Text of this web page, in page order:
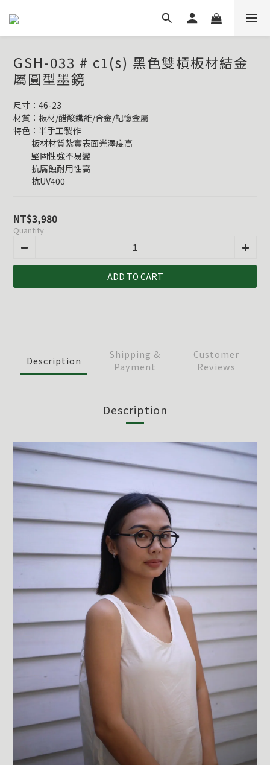
GSH-033 # c1(s) 黑色雙槓板材結金
屬圓型墨鏡
尺寸：46-23
材質：板材/醋酸纖維/合金/記憶金屬
特色：半手工製作
          板材材質紮實表面光澤度高
          堅固性強不易變
          抗腐蝕耐用性高
          抗UV400
NT$3,980
Quantity
ADD TO CART
Description
Shipping &
Payment
Customer
Reviews
Description